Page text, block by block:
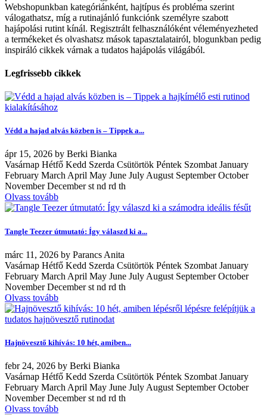
Webshopunkban kategóriánként, hajtípus és probléma szerint
válogathatsz, míg a rutinajánló funkciónk személyre szabott
hajápolási rutint kínál. Regisztrált felhasználóként véleményezheted
a termékeket és olvashatsz mások tapasztalatairól, blogunkban pedig
inspiráló cikkek várnak a tudatos hajápolás világából.
Legfrissebb cikkek
Védd a hajad alvás közben is – Tippek a...
ápr 15, 2026 by Berki Bianka
Vasárnap Hétfő Kedd Szerda Csütörtök Péntek Szombat January
February March April May June July August September October
November December st nd rd th
Olvass tovább
Tangle Teezer útmutató: Így válaszd ki a...
márc 11, 2026 by Parancs Anita
Vasárnap Hétfő Kedd Szerda Csütörtök Péntek Szombat January
February March April May June July August September October
November December st nd rd th
Olvass tovább
Hajnövesztő kihívás: 10 hét, amiben...
febr 24, 2026 by Berki Bianka
Vasárnap Hétfő Kedd Szerda Csütörtök Péntek Szombat January
February March April May June July August September October
November December st nd rd th
Olvass tovább